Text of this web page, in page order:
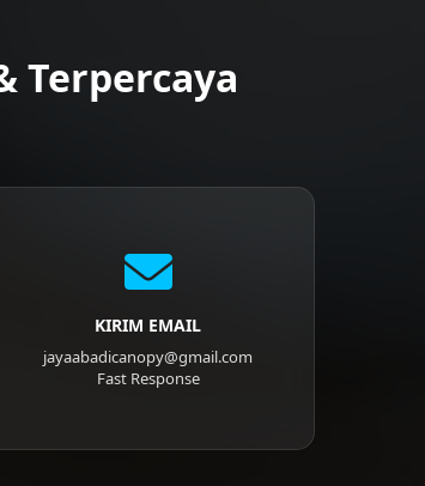
Terpercaya
KIRIM EMAIL
jayaabadicanopy@gmail.com
Fast Response